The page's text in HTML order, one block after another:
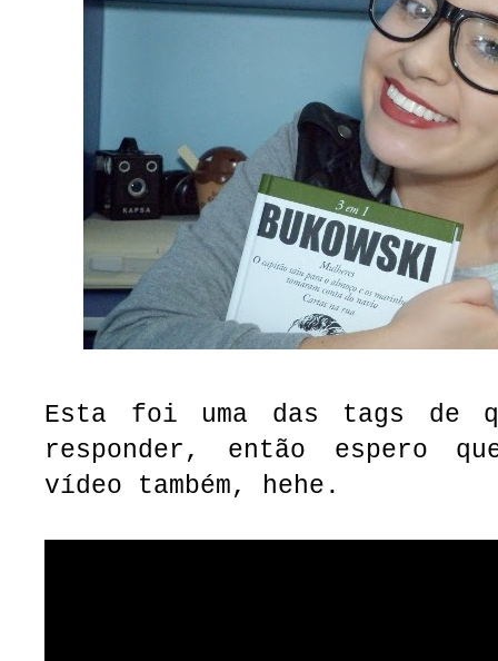
Esta foi uma das tags de
responder, então espero
vídeo também, hehe.